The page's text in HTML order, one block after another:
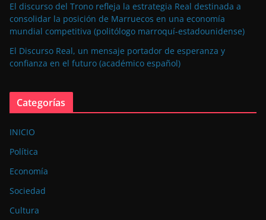
El discurso del Trono refleja la estrategia Real destinada a
consolidar la posición de Marruecos en una economía
mundial competitiva (politólogo marroquí-estadounidense)
El Discurso Real, un mensaje portador de esperanza y
confianza en el futuro (académico español)
Categorías
INICIO
Política
Economía
Sociedad
Cultura